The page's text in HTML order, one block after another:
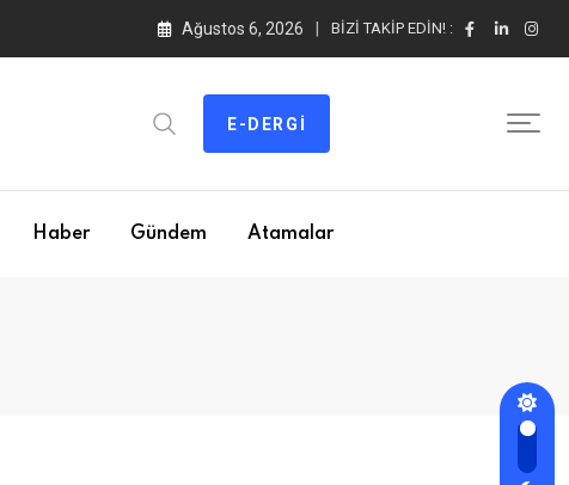
Ağustos 6, 2026 BIZI TAKIP EDIN! :
E-DERGI
Haber Gündem Atamalar